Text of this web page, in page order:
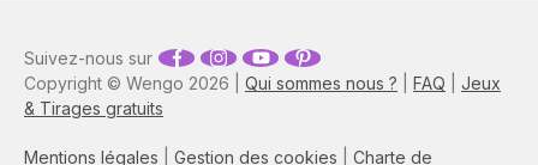
Copyright © Wengo 2026 | Qui sommes nous ? FAQ
Jeux
& Tirages gratuits
Mentions légales Gestion des cookies Charte de
Suivez-nous sur